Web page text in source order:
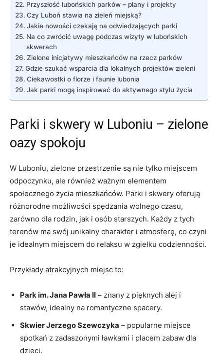
Przyszłość lubońskich parków – plany i projekty
Czy Luboń stawia na ‌zieleń miejską?
Jakie nowości czekają na odwiedzających parki
Na co zwrócić uwagę podczas ⁣wizyty w ⁤lubońskich
skwerach
Zielone inicjatywy mieszkańców na rzecz parków
Gdzie szukać wsparcia dla lokalnych⁤ projektów⁤ zieleni
Ciekawostki o ⁣florze i faunie‍ lubonia
Jak parki mogą inspirować do aktywnego ⁢stylu życia
Parki i skwery w Luboniu​ –⁣ zielone
⁣oazy spokoju
W⁤ Luboniu, zielone przestrzenie są nie ⁤tylko miejscem ​
odpoczynku,⁣ ale również ważnym elementem
społecznego życia mieszkańców. Parki i skwery oferują
różnorodne‌ możliwości ⁢spędzania wolnego czasu,
zarówno dla rodzin,⁣ jak i osób ⁣starszych. Każdy z⁢ tych
⁢terenów ma swój unikalny​ charakter ‍i ‍atmosferę, co czyni
je idealnym miejscem do relaksu w zgiełku codzienności.
Przykłady atrakcyjnych miejsc to:
Park im. Jana Pawła II ​–‌ znany ⁣z pięknych alej i
stawów, idealny na romantyczne spacery.
Skwier Jerzego Szewczyka – ​popularne miejsce
spotkań z zadaszonymi ławkami i placem zabaw dla
dzieci.